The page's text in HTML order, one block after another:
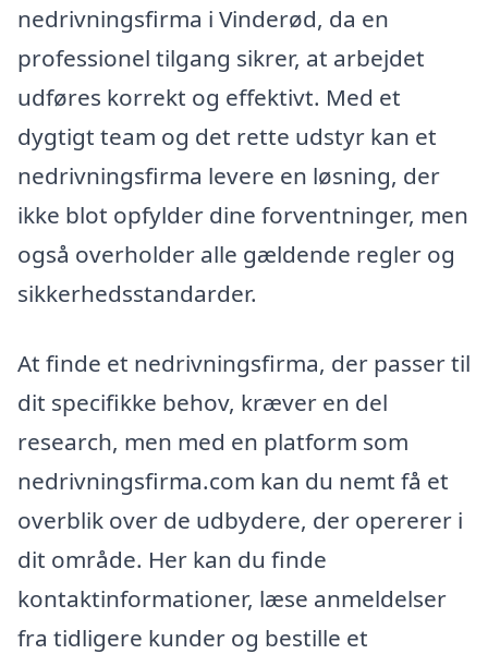
nedrivningsfirma i Vinderød, da en
professionel tilgang sikrer, at arbejdet
udføres korrekt og effektivt. Med et
dygtigt team og det rette udstyr kan et
nedrivningsfirma levere en løsning, der
ikke blot opfylder dine forventninger, men
også overholder alle gældende regler og
sikkerhedsstandarder.
At finde et nedrivningsfirma, der passer til
dit specifikke behov, kræver en del
research, men med en platform som
nedrivningsfirma.com kan du nemt få et
overblik over de udbydere, der opererer i
dit område. Her kan du finde
kontaktinformationer, læse anmeldelser
fra tidligere kunder og bestille et